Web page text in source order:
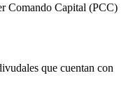
Comando Capital (PCC)
que cuentan con